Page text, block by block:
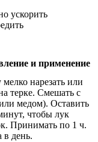
ускорить
и применение
нарезать или
терке. Смешать с
медом). Оставить
чтобы лук
Принимать по 1 ч.
в день.